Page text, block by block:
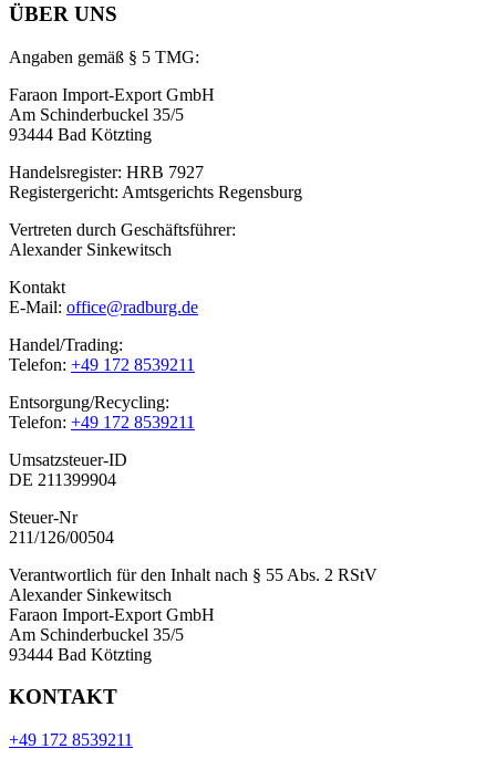
ÜBER UNS
Angaben gemäß § 5 TMG:
Faraon Import-Export GmbH
Am Schinderbuckel 35/5
93444 Bad Kötzting
Handelsregister: HRB 7927
Registergericht: Amtsgerichts Regensburg
Vertreten durch Geschäftsführer:
Alexander Sinkewitsch
Kontakt
E-Mail: office@radburg.de
Handel/Trading:
Telefon: +49 172 8539211
Entsorgung/Recycling:
Telefon: +49 172 8539211
Umsatzsteuer-ID
DE 211399904
Steuer-Nr
211/126/00504
Verantwortlich für den Inhalt nach § 55 Abs. 2 RStV
Alexander Sinkewitsch
Faraon Import-Export GmbH
Am Schinderbuckel 35/5
93444 Bad Kötzting
KONTAKT
+49 172 8539211